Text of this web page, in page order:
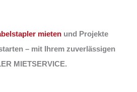
mieten und Projekte
– mit Ihrem zuverlässigen
MIETSERVICE.